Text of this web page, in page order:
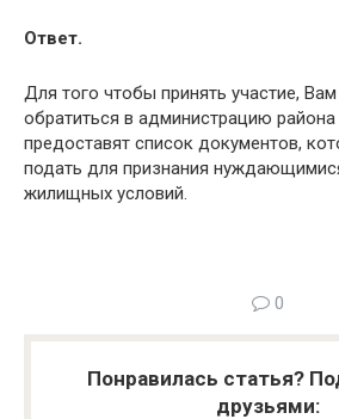
Ответ.
Для того чтобы принять участие,
обратиться в администрацию
предоставят список документов,
подать для признания
жилищных условий.
0
Понравилась статья?
друзьями: